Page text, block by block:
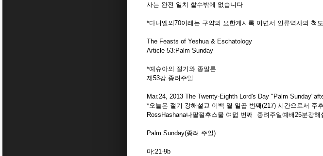
사는 완전 일치 할수밖에 없습니다
*다니엘의70이레는 구약의 요한계시록 이면서 인류역사의
The Feasts of Yeshua & Eschatology
Article 53:Palm Sunday
*예슈아의 절기와 종말론
제53강:종려주일
Mar.24, 2013 The Twenty-Eighth Lord's Day "Palm
*오늘은 절기 강해설교 이백 열 일곱 번째(217) 시간으로서 주
RossHashana나팔절후스물 여덟 번째 종려주일예배25분강해
Palm Sunday(종려 주일)
마:21-9b